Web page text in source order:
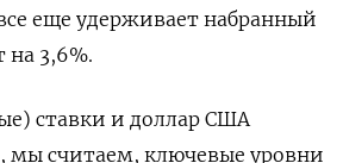
еще удерживает набранный
на 3,6%.
ставки и доллар США
мы считаем, ключевые уровни